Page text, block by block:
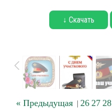
↓ Скачать
« Предыдущая| 26 27 28